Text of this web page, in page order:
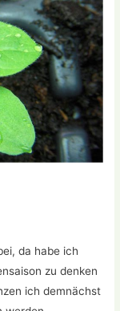
da habe ich
zu denken
ich demnächst